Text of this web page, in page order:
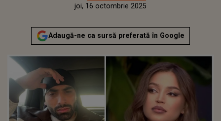
joi, 16 octombrie 2025Actualizat:
joi, 16 octombrie 2025
Adaugă-ne ca sursă preferată în Google